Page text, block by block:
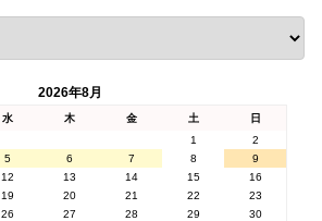
2026年8月
水 木 金 土
日
1
2
5 6 7 8
9
12 13 14 15
16
19 20 21 22
23
26 27 28 29
30